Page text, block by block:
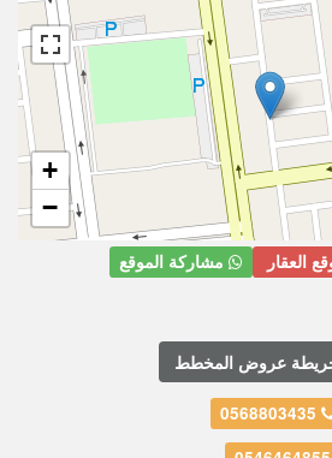
+
−
العقار مشاركة الموقع
عروض المخطط